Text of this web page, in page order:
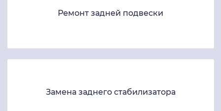
Ремонт задней подвески
Замена заднего стабилизатора